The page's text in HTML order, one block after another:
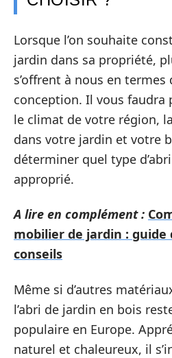
Lorsque l’on souhaite
jardin dans sa propriété,
s’offrent à nous en
conception. Il vous faudra
le climat de votre région,
dans votre jardin et votre
déterminer quel type
approprié.
A lire en complément :
mobilier de jardin : guide
conseils
Même si d’autres
l’abri de jardin en bois
populaire en Europe.
naturel et chaleureux, il